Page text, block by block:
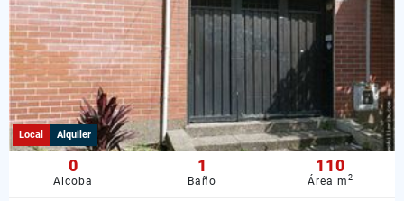
Local Alquiler
0
Alcoba
1
Baño
110
Área m2